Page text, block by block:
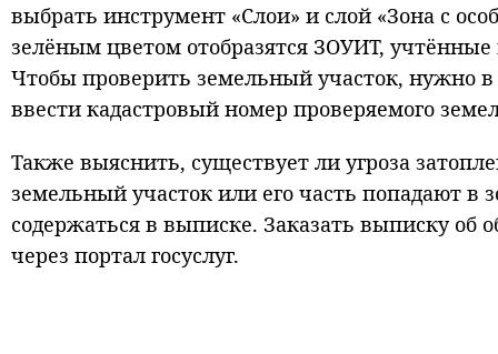
выбрать инструмент «Слои» и слой «Зона с
зелёным цветом отобразятся ЗОУИТ,
Чтобы проверить земельный участок, нужно
ввести кадастровый номер проверяемого
Также выяснить, существует ли угроза
земельный участок или его часть попадают в
содержаться в выписке. Заказать выписку об
через портал госуслуг.